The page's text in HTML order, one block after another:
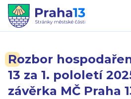
Rozbor
13 za 1. pololetí
závěrka MČ Praha